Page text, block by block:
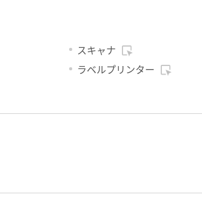
スキャナ
ラベルプリンター